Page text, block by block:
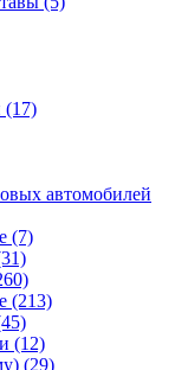
(17)
автомобилей
(7)
(213)
(12)
(29)